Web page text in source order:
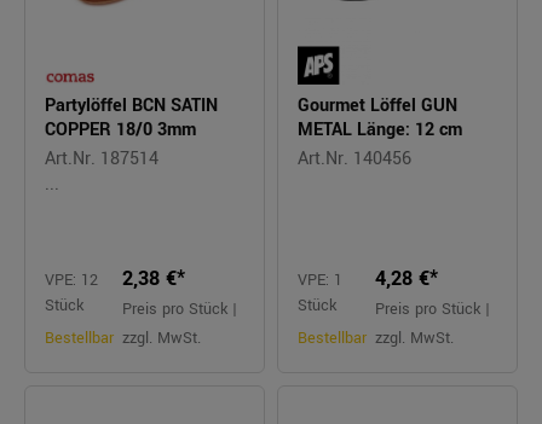
Partylöffel BCN SATIN
COPPER 18/0 3mm
Art.Nr. 187514
...
VPE: 12
Stück
Bestellbar
2,38 €*
Preis pro Stück |
zzgl. MwSt.
Gourmet Löffel GUN
METAL Länge: 12 cm
Art.Nr. 140456
VPE: 1
Stück
Bestellbar
4,28 €*
Preis pro Stück |
zzgl. MwSt.